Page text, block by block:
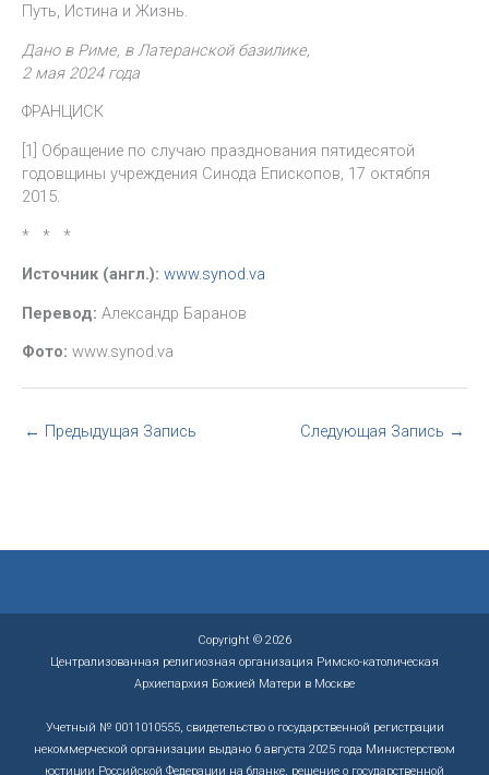
Путь, Истина и Жизнь.
Дано в Риме, в Латеранской базилике,
2 мая 2024 года
ФРАНЦИСК
[1] Обращение по случаю празднования пятидесятой
годовщины учреждения Синода Епископов, 17 октябпя
2015.
* * *
Источник (англ.): www.synod.va
Перевод: Александр Баранов
Фото: www.synod.va
← Предыдущая Запись Следующая Запись →
Copyright © 2026
Централизованная религиозная организация Римско-католическая
Архиепархия Божией Матери в Москве
Учетный № 0011010555, свидетельство о государственной регистрации
некоммерческой организации выдано 6 августа 2025 года Министерством
юстиции Российской Федерации на бланке, решение о государственной